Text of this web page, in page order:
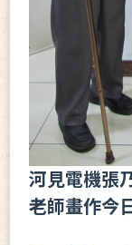
河見電機張
老師畫作今